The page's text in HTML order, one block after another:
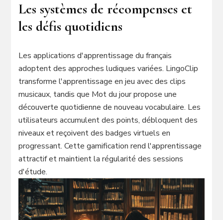
Les systèmes de récompenses et
les défis quotidiens
Les applications d'apprentissage du français
adoptent des approches ludiques variées. LingoClip
transforme l'apprentissage en jeu avec des clips
musicaux, tandis que Mot du jour propose une
découverte quotidienne de nouveau vocabulaire. Les
utilisateurs accumulent des points, débloquent des
niveaux et reçoivent des badges virtuels en
progressant. Cette gamification rend l'apprentissage
attractif et maintient la régularité des sessions
d'étude.